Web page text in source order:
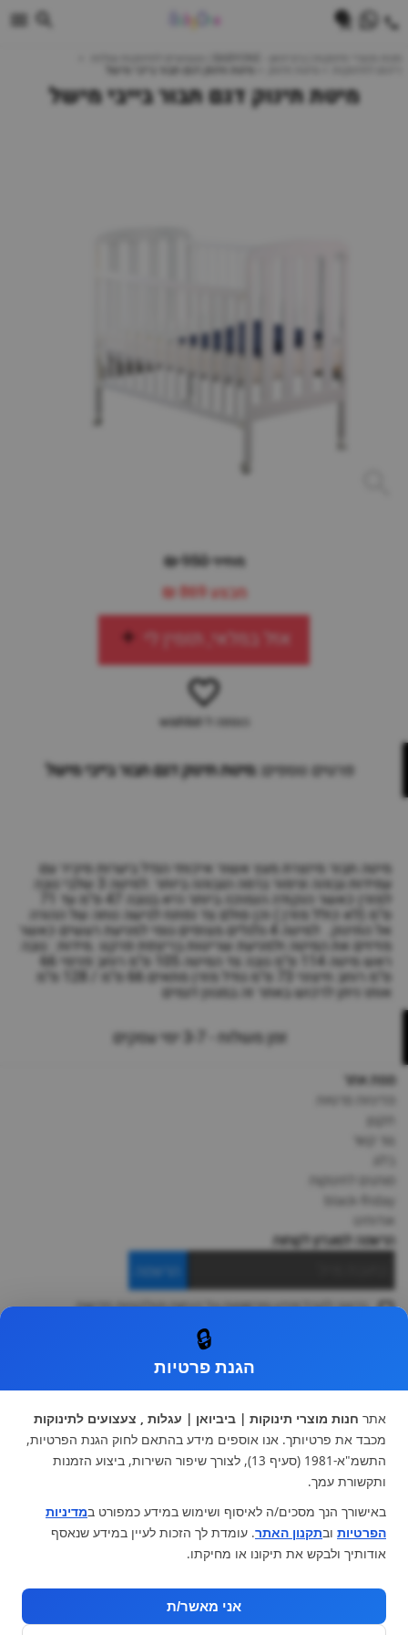
מיטת תינוק דגם תבור בייבי מישל
מחיר 950 ₪
מבצע869 ₪
אזל במלאי, תזמין לי
הוספה ל-wishlist
פרטים נוספים:מיטת תינוק דגם תבור בייבי מישל
מיטה תבור מיוצרת מעץ אשור איכותי הגדל ביערות סיביר עם
עמידות גבוהה וגימור ברמה הגבוהה ביותר .למיטה 3 שלבי גובה
למזרן כאשר הנקודה הנמוכה ביותר היא בגובה 47 ס"מ עד 71
ס"מ (לא כולל מזרן ) וכן סולם צד נפתח לגישה נוחה של ההורה
אל התינוק . למיטה 4 גלגלים מצופים גומי למניעת רעשים כאשר
מזיזים את המיטה ולמניעת שריטות בריצפת פרקט .מידות : גובה
ראש מיטה 114 ס"מ גובה צד המיטה 105 ס"מ רוחב פנימי 66
ס"מ רוחב חיצוני 73 ס"מ גודל מזרן מתאים 66 ס"מ / 128 ס"מ
אותו ניתן לרכוש באתר זה במגוון דגמים
זמן משלוח - 3-7 ימי עסקים
מפת אתר
צור קשר
מותגים לתינוקות
black-friday
אודותינו
הרשמה למועדון לקוחות
הרשמה
ברצוני לקבל מידע ופרסומות על הנחות וקולקציות חדשות
עגלות וטיולונים
כיסא בטיחות ואביזרים
ריהוט לתינוקות
מצעים למיטת תינוק וטקסטיל
צעצועי ילדים
על גלגלים
הנקה והאכלה
מוצרי אמבטיה
מוזמנים לבקר אותנו:
🔒
הגנת פרטיות
אתר חנות מוצרי תינוקות | ביביואן | עגלות , צעצועים לתינוקות
מכבד את פרטיותך. אנו אוספים מידע בהתאם לחוק הגנת הפרטיות,
התשמ"א-1981 (סעיף 13), לצורך שיפור השירות, ביצוע הזמנות
ותקשורת עמך.
באישורך הנך מסכים/ה לאיסוף ושימוש במידע כמפורט במדיניות
הפרטיות ובתקנון האתר. עומדת לך הזכות לעיין במידע שנאסף
אודותיך ולבקש את תיקונו או מחיקתו.
אני מאשר/ת